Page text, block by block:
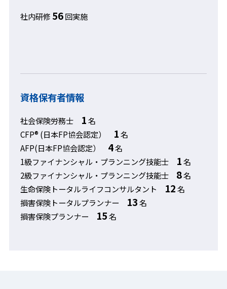
社内研修 56回実施
資格保有者情報
社会保険労務士 1名
CFP® (日本FP協会認定） 1名
AFP(日本FP協会認定） 4名
1級ファイナンシャル・プランニング技能士 1名
2級ファイナンシャル・プランニング技能士 8名
生命保険トータルライフコンサルタント 12名
損害保険トータルプランナー 13名
損害保険プランナー 15名